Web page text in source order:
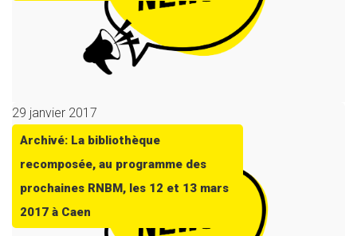
29 janvier 2017
Archivé: La bibliothèque
recomposée, au programme des
prochaines RNBM, les 12 et 13 mars
2017 à Caen